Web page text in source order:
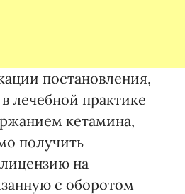
постановления,
лечебной практике
кетамина,
получить
на
с оборотом